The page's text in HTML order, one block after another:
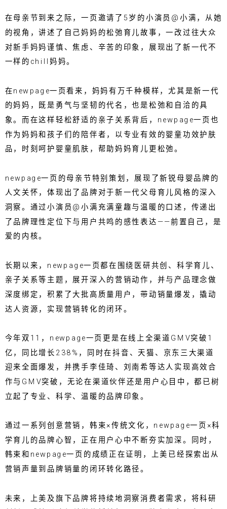
在母亲节到来之际，一页邀请了5岁的小演员@小满，从她
的视角，讲述了自己妈妈的松弛育儿故事，一改过往大众
对新手妈妈谨慎、焦虑、辛苦的印象，展现出了新一代不
一样的chill妈妈。
在newpage一页看来，妈妈有万千种模样，尤其是新一代
的妈妈，既是勇气与坚韧的代名，也是松弛和自洽的具
象。而在这样轻松舒适的亲子关系背后，newpage一页也
作为妈妈和孩子们的陪伴者，以专业有效的婴童功效护肤
品，时刻呵护婴童肌肤，帮助妈妈育儿更松弛。
newpage一页的母亲节特别策划，展现了新锐母婴品牌的
人文关怀，体现出了品牌对于新一代父母育儿风格的深入
洞察。通过小演员@小满充满童趣与温暖的口述，传递出
了品牌理性定位下与用户共鸣的感性表达——前置自己，是
爱的内核。
长期以来，newpage一页都在围绕医研共创、科学育儿、
亲子关系等主题，展开深入的营销动作，并与产品理念做
深度绑定，积累了大批高质量用户，带动销量爆发，撬动
达人资源，实现营销转化的闭环。
今年双11，newpage一页更是在线上全渠道GMV突破1
亿，同比增长238%，同时在抖音、天猫、京东三大渠道
迎来全面爆发，并携手李佳琦、刘南希等达人实现高效合
作与GMV突破，无论在渠道伙伴还是用户心目中，都已树
立起了专业、科学、温暖的品牌印象。
通过一系列创意营销，韩束×传统文化，newpage一页×科
学育儿的品牌心智，正在用户心中不断夯实加深。同时，
韩束和newpage一页的成绩正在证明，上美已经探索出从
营销声量到品牌销量的闭环转化路径。
未来，上美及旗下品牌将持续地洞察消费者需求，将科研